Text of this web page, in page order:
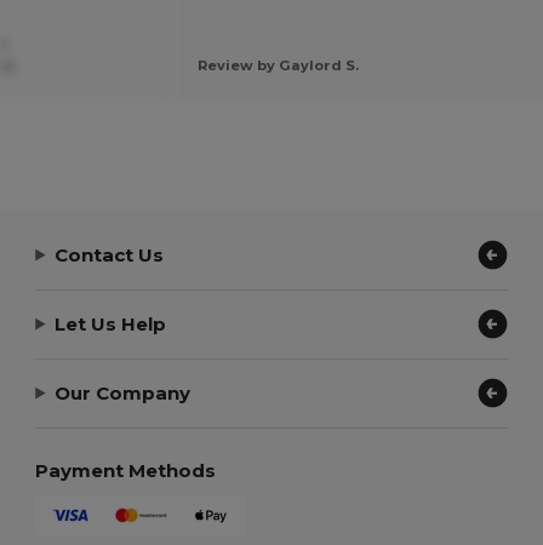
Review by Gaylord S.
Contact Us
Let Us Help
Our Company
Payment Methods